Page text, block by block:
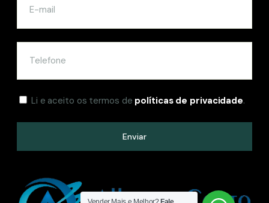
Li e aceito os termos de políticas de privacidade.
Enviar